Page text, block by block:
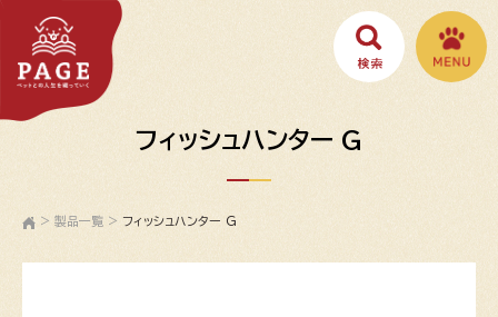
フィッシュハンター G
> 製品一覧 > フィッシュハンター G